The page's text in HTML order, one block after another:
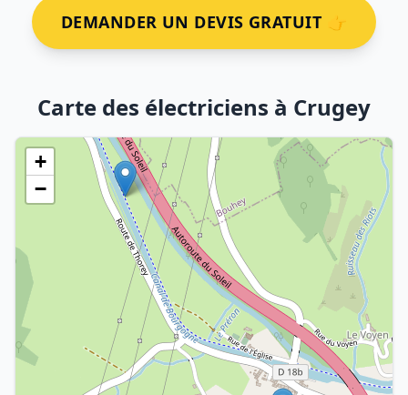
DEMANDER UN DEVIS GRATUIT 👉
Carte des électriciens à Crugey
+
−